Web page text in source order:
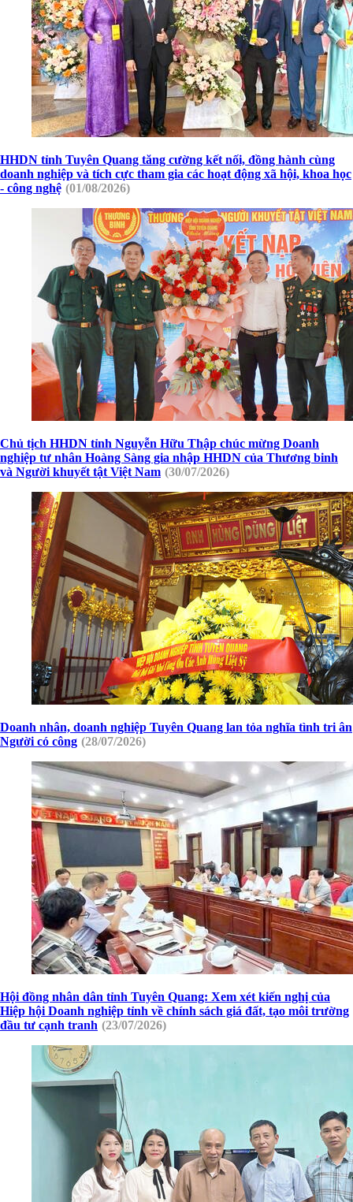
HHDN tỉnh Tuyên Quang tăng cường kết nối, đồng hành cùng
doanh nghiệp và tích cực tham gia các hoạt động xã hội, khoa học
- công nghệ (01/08/2026)
Chủ tịch HHDN tỉnh Nguyễn Hữu Thập chúc mừng Doanh
nghiệp tư nhân Hoàng Sàng gia nhập HHDN của Thương binh
và Người khuyết tật Việt Nam (30/07/2026)
Doanh nhân, doanh nghiệp Tuyên Quang lan tỏa nghĩa tình tri ân
Người có công (28/07/2026)
Hội đồng nhân dân tỉnh Tuyên Quang: Xem xét kiến nghị của
Hiệp hội Doanh nghiệp tỉnh về chính sách giá đất, tạo môi trường
đầu tư cạnh tranh (23/07/2026)